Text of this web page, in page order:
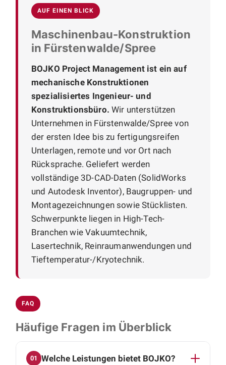
AUF EINEN BLICK
Maschinenbau-Konstruktion
in Fürstenwalde/Spree
BOJKO Project Management ist ein auf
mechanische Konstruktionen
spezialisiertes Ingenieur- und
Konstruktionsbüro. Wir unterstützen
Unternehmen in Fürstenwalde/Spree von
der ersten Idee bis zu fertigungsreifen
Unterlagen, remote und vor Ort nach
Rücksprache. Geliefert werden
vollständige 3D-CAD-Daten (SolidWorks
und Autodesk Inventor), Baugruppen- und
Montagezeichnungen sowie Stücklisten.
Schwerpunkte liegen in High-Tech-
Branchen wie Vakuumtechnik,
Lasertechnik, Reinraumanwendungen und
Tieftemperatur-/Kryotechnik.
FAQ
Häufige Fragen im Überblick
01 Welche Leistungen bietet BOJKO?